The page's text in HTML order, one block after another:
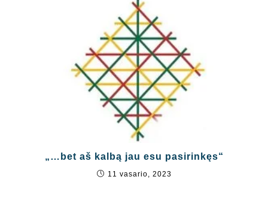
„…bet aš kalbą jau esu pasirinkęs“
11 vasario, 2023